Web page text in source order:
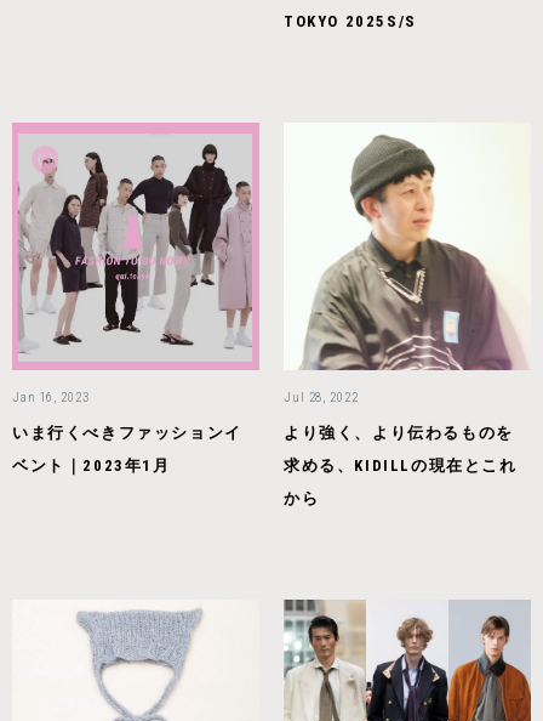
TOKYO 2025S/S
Jan 16, 2023
いま行くべきファッションイ
ベント｜2023年1月
Jul 28, 2022
より強く、より伝わるものを
求める、KIDILLの現在とこれ
から